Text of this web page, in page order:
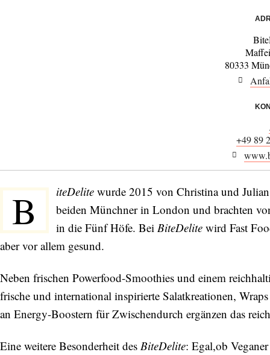
80333
+49 89
B iteDelite wurde 2015 von Christina und
beiden Münchner in London und brachten
in die Fünf Höfe. Bei BiteDelite wird Fast
aber vor allem gesund.
Neben frischen Powerfood-Smoothies und einem
frische und international inspirierte Salatkreationen,
an Energy-Boostern für Zwischendurch ergänzen das
Eine weitere Besonderheit des BiteDelite: Egal,ob